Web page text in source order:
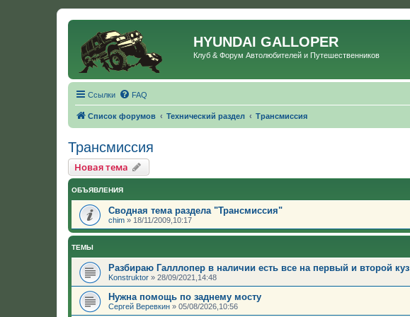
HYUNDAI GALLOPER
Клуб & Форум Автолюбителей и Путешественников
Ссылки FAQ
Список форумов Технический раздел Трансмиссия
Трансмиссия
Новая тема
ОБЪЯВЛЕНИЯ
Сводная тема раздела "Трансмиссия"
chim » 18/11/2009,10:17
ТЕМЫ
Разбираю Галллопер в наличии есть все на первый и второй куз
Konstruktor » 28/09/2021,14:48
Нужна помощь по заднему мосту
Сергей Веревкин » 05/08/2026,10:56